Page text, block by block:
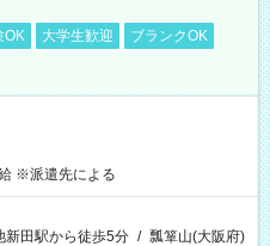
OK 大学生歓迎
ブランクOK
※派遣先による
新田駅から徒歩5分 / 瓢箪山(大阪府)